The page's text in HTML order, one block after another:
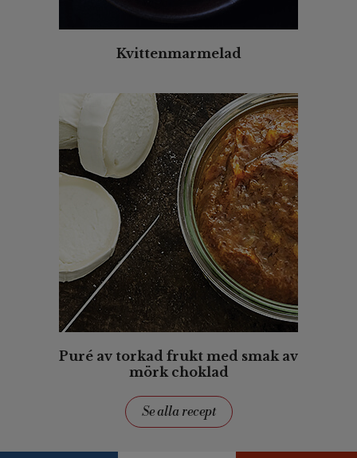
Kvittenmarmelad
Puré av torkad frukt med smak av
mörk choklad
Se alla recept